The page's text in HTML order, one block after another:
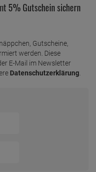
5% Gutschein sichern
Gutscheine,
werden. Diese
E-Mail im Newsletter
Datenschutzerklärung